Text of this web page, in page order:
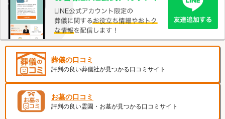
葬儀の口コミ
評判の良い葬儀社が見つかる口コミサイト
お墓の口コミ
評判の良い霊園・お墓が見つかる口コミサイト